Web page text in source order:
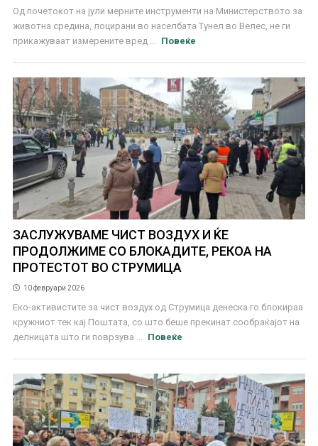
Од почетокот на јули мерните инструменти на Министерството за
животна средина, лоцирани во населбата Тунел во Велес, не ги
прикажуваат измерените вред ...
Повеќе
ЗАСЛУЖУВАМЕ ЧИСТ ВОЗДУХ И ЌЕ
ПРОДОЛЖИМЕ СО БЛОКАДИТЕ, РЕКОА НА
ПРОТЕСТОТ ВО СТРУМИЦА
10 февруари 2026
Еко-активистите за чист воздух од Струмица денеска го блокираа
кружниот тек кај Поштата, со што беше прекинат сообраќајот на
делницата што ги поврзува ...
Повеќе